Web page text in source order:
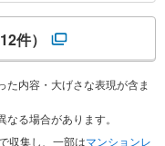
12件）
た内容・大げさな表現が含ま
る場合があります。
収集し、一部はマンションレ